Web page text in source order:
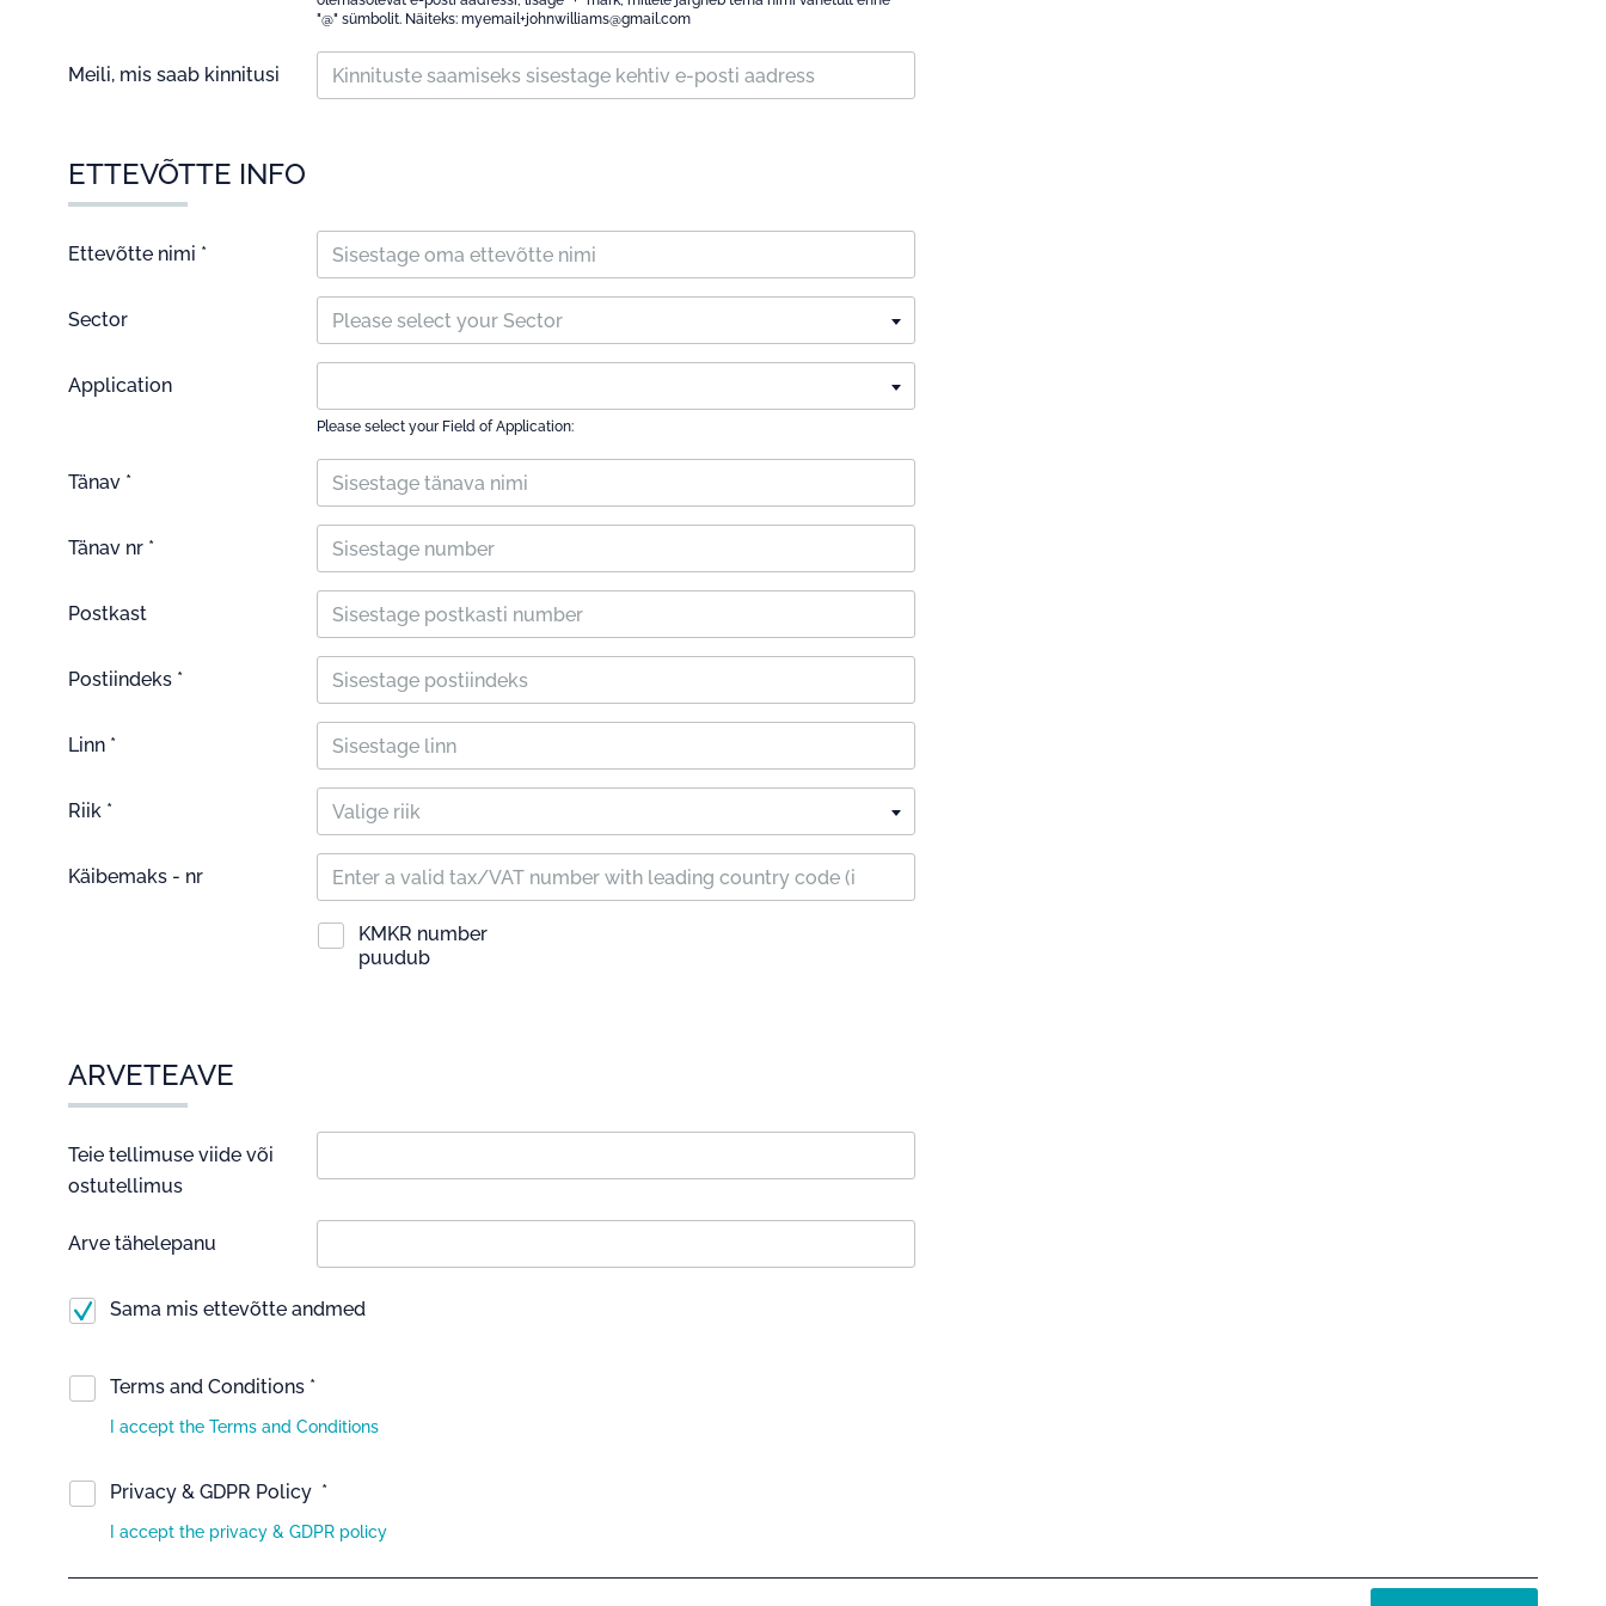
"@" sümbolit. Näiteks: myemail+johnwilliams@gmail.com
Meili, mis saab kinnitusi
ETTEVÕTTE INFO
Ettevõtte nimi *
Sector Please select your Sector
Application
Please select your Field of Application:
Tänav *
Tänav nr *
Postkast
Postiindeks *
Linn *
Riik * Valige riik
Käibemaks - nr
KMKR number
puudub
ARVETEAVE
Teie tellimuse viide või
ostutellimus
Arve tähelepanu
Sama mis ettevõtte andmed
Terms and Conditions *
I accept the Terms and Conditions
Privacy & GDPR Policy *
I accept the privacy & GDPR policy